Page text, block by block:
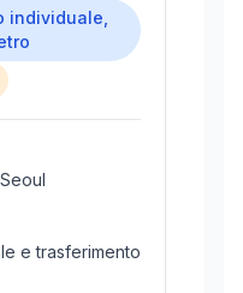
individuale,
e trasferimento